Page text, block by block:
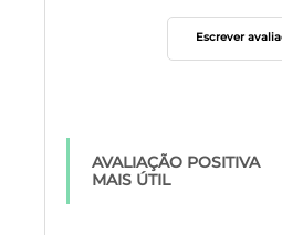
Escrever
AVALIAÇÃO POSITIVA
MAIS ÚTIL